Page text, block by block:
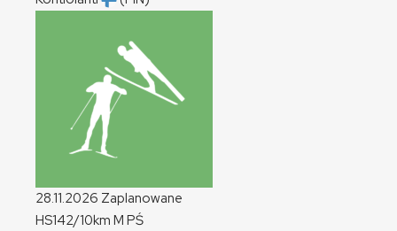
28.11.2026 Zaplanowane
HS142/10km M PŚ